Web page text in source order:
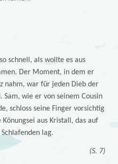
schnell, als wollte es aus
Der Moment, in dem er
nahm, war für jeden Dieb der
Sam, wie er von seinem Cousin
schloss seine Finger vorsichtig
Könungsei aus Kristall, das auf
lag.
(S. 7)